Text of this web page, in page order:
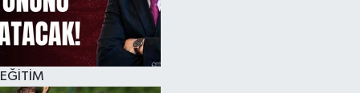
EĞİTİM
TEKNOLOJİ
VİZYONDAKİLER